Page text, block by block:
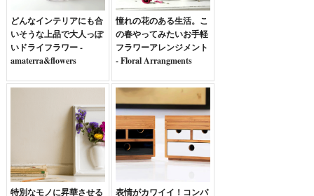
どんなインテリアにも合
いそうな上品で大人っぽ
いドライフラワー -
amaterra&flowers
憧れの花のある生活。こ
の春やってみたいお手軽
フラワーアレンジメント
- Floral Arrangments
特別なモノに昇華させる
表情がカワイイ！コンパ